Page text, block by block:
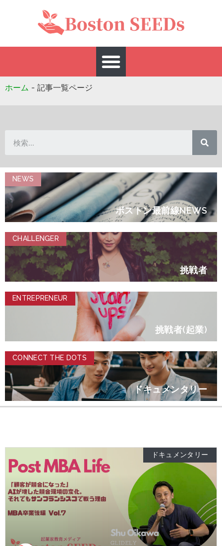
ホーム - 記事一覧ページ
NEWS
ボストン最前線NEWS
CHALLENGER
挑戦者
ENTREPRENEUR
挑戦者(起業)
CONNECT THE DOTS
ドキュメンタリー
ドキュメンタリー